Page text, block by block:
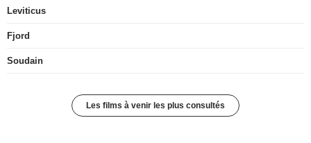
Leviticus
Fjord
Soudain
Les films à venir les plus consultés